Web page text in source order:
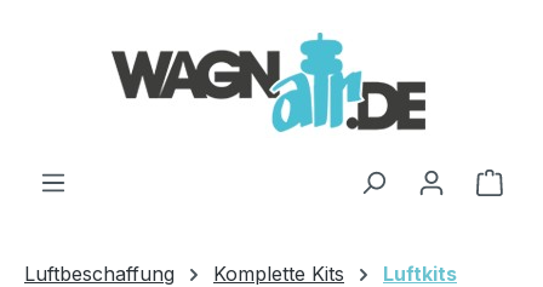
Luftbeschaffung Komplette Kits Luftkits